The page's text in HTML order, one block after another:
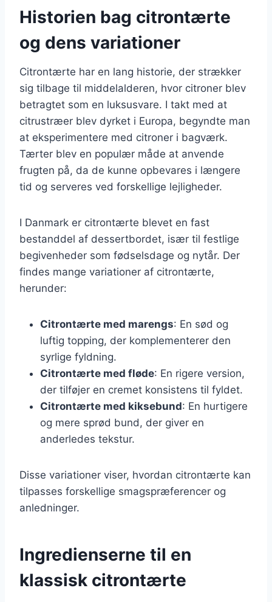
Historien bag citrontærte
og dens variationer
Citrontærte har en lang historie, der strækker
sig tilbage til middelalderen, hvor citroner blev
betragtet som en luksusvare. I takt med at
citrustræer blev dyrket i Europa, begyndte man
at eksperimentere med citroner i bagværk.
Tærter blev en populær måde at anvende
frugten på, da de kunne opbevares i længere
tid og serveres ved forskellige lejligheder.
I Danmark er citrontærte blevet en fast
bestanddel af dessertbordet, især til festlige
begivenheder som fødselsdage og nytår. Der
findes mange variationer af citrontærte,
herunder:
Citrontærte med marengs: En sød og
luftig topping, der komplementerer den
syrlige fyldning.
Citrontærte med fløde: En rigere version,
der tilføjer en cremet konsistens til fyldet.
Citrontærte med kiksebund: En hurtigere
og mere sprød bund, der giver en
anderledes tekstur.
Disse variationer viser, hvordan citrontærte kan
tilpasses forskellige smagspræferencer og
anledninger.
Ingredienserne til en
klassisk citrontærte